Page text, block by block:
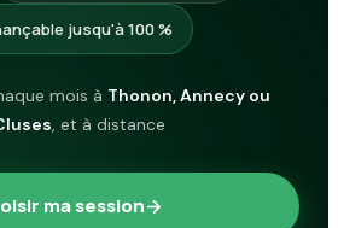
jusqu'à 100 %
mois à Thonon, Annecy ou
, et à distance
ma session